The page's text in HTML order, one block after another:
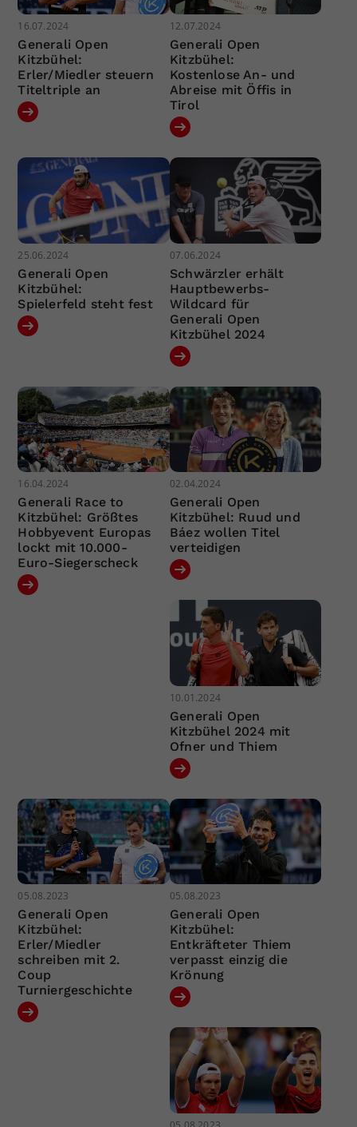
16.07.2024
Generali Open
Kitzbühel:
Erler/Miedler steuern
Titeltriple an
12.07.2024
Generali Open
Kitzbühel:
Kostenlose An- und
Abreise mit Öffis in
Tirol
25.06.2024
Generali Open
Kitzbühel:
Spielerfeld steht fest
07.06.2024
Schwärzler erhält
Hauptbewerbs-
Wildcard für
Generali Open
Kitzbühel 2024
16.04.2024
Generali Race to
Kitzbühel: Größtes
Hobbyevent Europas
lockt mit 10.000-
Euro-Siegerscheck
02.04.2024
Generali Open
Kitzbühel: Ruud und
Báez wollen Titel
verteidigen
10.01.2024
Generali Open
Kitzbühel 2024 mit
Ofner und Thiem
05.08.2023
Generali Open
Kitzbühel:
Erler/Miedler
schreiben mit 2.
Coup
Turniergeschichte
05.08.2023
Generali Open
Kitzbühel:
Entkräfteter Thiem
verpasst einzig die
Krönung